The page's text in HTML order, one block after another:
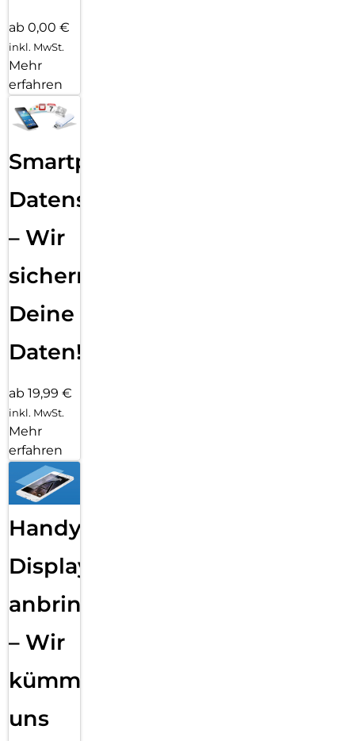
ab 0,00 €
inkl. MwSt.
Mehr
erfahren
Smartphone
Datensicherung
– Wir
sichern
Deine
Daten!
ab 19,99 €
inkl. MwSt.
Mehr
erfahren
Handy
Displayfolie
anbringen
– Wir
kümmern
uns